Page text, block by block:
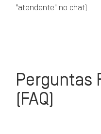
"atendente" no chat).
Perguntas
(FAQ)